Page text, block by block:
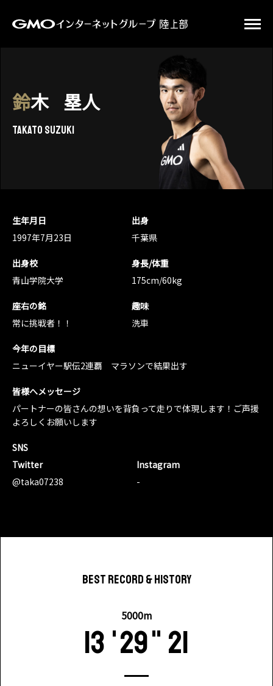
鈴木 塁人
Takato Suzuki
生年月日
1997年7月23日
出身
千葉県
出身校
青山学院大学
身長/体重
175cm/60kg
座右の銘
常に挑戦者！！
趣味
洗車
今年の目標
ニューイヤー駅伝2連覇 マラソンで結果出す
皆様へメッセージ
パートナーの皆さんの想いを背負って走りで体現します！ご声援
よろしくお願いします
SNS
Twitter
@taka07238
Instagram
-
BEST RECORD & HISTORY
5000m
13 '29" 21